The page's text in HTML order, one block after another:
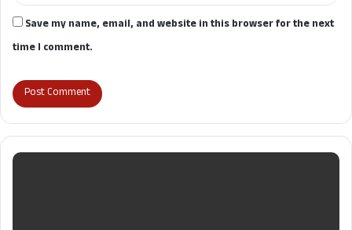
Save my name, email, and website in this browser for the next
time I comment.